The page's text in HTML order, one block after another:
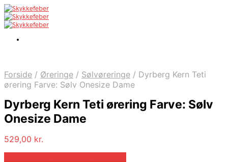
Forside / Øreringe / Sølvøreringe / Dyrberg Kern Teti
ørering Farve: Sølv Onesize Dame
Dyrberg Kern Teti ørering Farve: Sølv
Onesize Dame
529,00 kr.